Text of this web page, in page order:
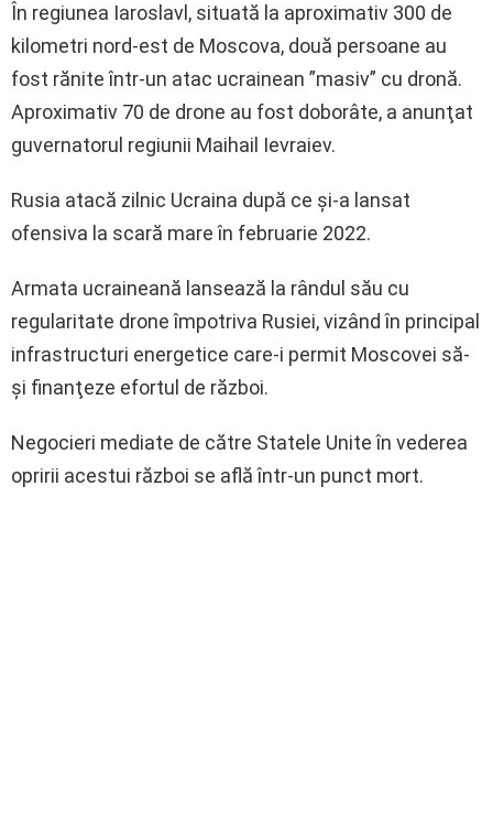
În regiunea Iaroslavl, situată la aproximativ 300 de
kilometri nord-est de Moscova, două persoane au
fost rănite într-un atac ucrainean ”masiv” cu dronă.
Aproximativ 70 de drone au fost doborâte, a anunţat
guvernatorul regiunii Maihail Ievraiev.
Rusia atacă zilnic Ucraina după ce şi-a lansat
ofensiva la scară mare în februarie 2022.
Armata ucraineană lansează la rândul său cu
regularitate drone împotriva Rusiei, vizând în principal
infrastructuri energetice care-i permit Moscovei să-
şi finanţeze efortul de război.
Negocieri mediate de către Statele Unite în vederea
opririi acestui război se află într-un punct mort.